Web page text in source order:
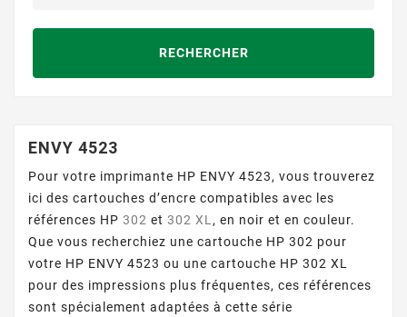
RECHERCHER
ENVY 4523
Pour votre imprimante HP ENVY 4523, vous trouverez
ici des cartouches d’encre compatibles avec les
références HP 302 et 302 XL , en noir et en couleur.
Que vous recherchiez une cartouche HP 302 pour
votre HP ENVY 4523 ou une cartouche HP 302 XL
pour des impressions plus fréquentes, ces références
sont spécialement adaptées à cette série